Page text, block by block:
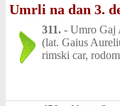
Umrli na dan 3.
311. - Umro Gaj
(lat. Gaius
rimski car,